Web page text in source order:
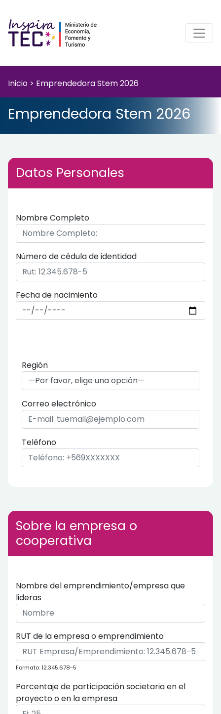
Inicio > Emprendedora Stem 2026
Emprendedora Stem 2026
Datos Personales
Nombre Completo
Número de cédula de identidad
Fecha de nacimiento
Región
Correo electrónico
Teléfono
Sobre la empresa o
cooperativa
Nombre del emprendimiento/empresa que
lideras
RUT de la empresa o emprendimiento
Formato: 12.345.678-5
Porcentaje de participación societaria en el
proyecto o en la empresa